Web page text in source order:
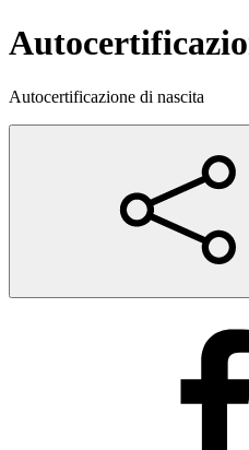
Autocertificazione di nascita